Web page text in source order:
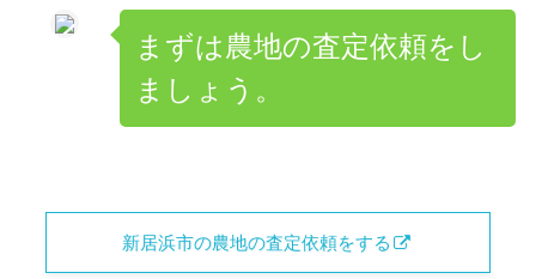
まずは農地の査定依頼をし
ましょう。
新居浜市の農地の査定依頼をする